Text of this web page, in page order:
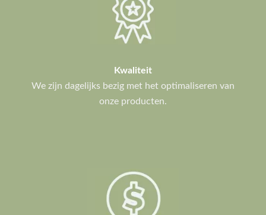
Kwaliteit
We zijn dagelijks bezig met het optimaliseren van
onze producten.